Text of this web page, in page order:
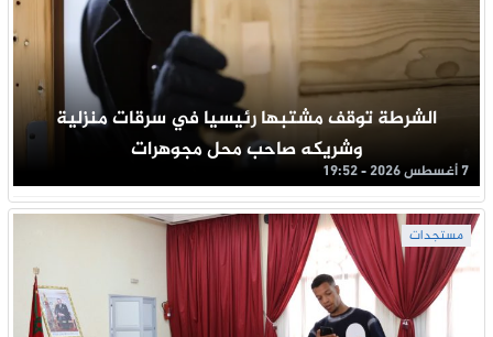
الشرطة توقف مشتبها رئيسيا في سرقات منزلية
وشريكه صاحب محل مجوهرات
7 أغسطس 2026 - 19:52
مستجدات